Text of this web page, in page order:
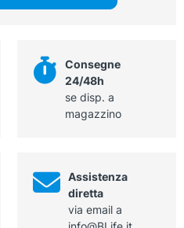
Consegne
24/48h
se disp. a
magazzino
Assistenza
diretta
via email a